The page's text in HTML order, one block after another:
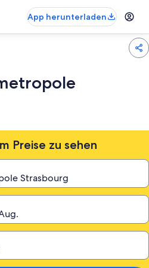
App herunterladen
Preise zu sehen